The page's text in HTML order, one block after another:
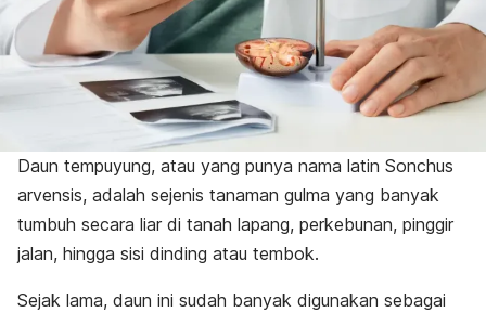
Daun tempuyung, atau yang punya nama latin Sonchus
arvensis, adalah sejenis tanaman gulma yang banyak
tumbuh secara liar di tanah lapang, perkebunan, pinggir
jalan, hingga sisi dinding atau tembok.
Sejak lama, daun ini sudah banyak digunakan sebagai